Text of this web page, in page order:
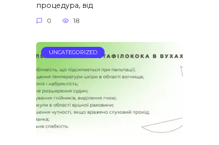
процедура, від
0 18
UNCATEGORIZED